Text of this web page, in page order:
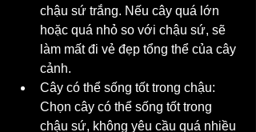
chậu sứ trắng. Nếu cây quá lớn
hoặc quá nhỏ so với chậu sứ, sẽ
làm mất đi vẻ đẹp tổng thể của cây
cảnh.
Cây có thể sống tốt trong chậu:
Chọn cây có thể sống tốt trong
chậu sứ, không yêu cầu quá nhiều